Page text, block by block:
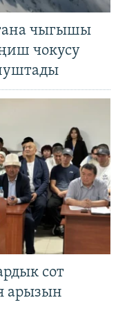
чыгышы
чокусу
сот
арызын